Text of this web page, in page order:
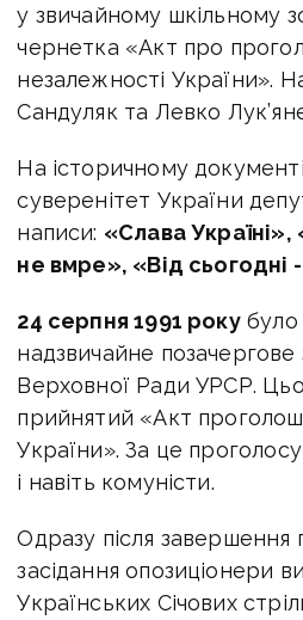
у звичайному шкільному
чернетка «Акт про
незалежності України».
Сандуляк та Левко
На історичному
суверенітет України
написи: «Слава
не вмре», «Від сьогодні
24 серпня 1991 рокубуло
надзвичайне позачергове
Верховної Ради УРСР.
прийнятий «Акт
України». За це
і навіть комуністи.
Одразу після завершення
засідання опозиціонери
Українських Січових